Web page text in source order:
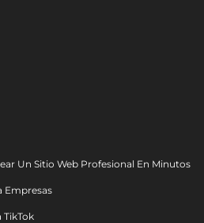
Un Sitio Web Profesional En Minutos
Empresas
TikTok